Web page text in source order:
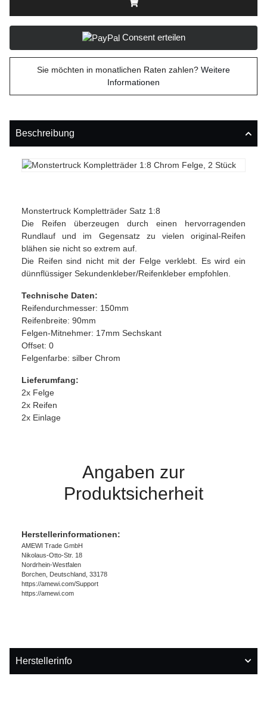
Consent erteilen
Sie möchten in monatlichen Raten zahlen? Weitere
Informationen
Beschreibung
Monstertruck Kompletträder Satz 1:8
Die Reifen überzeugen durch einen hervorragenden
Rundlauf und im Gegensatz zu vielen original-Reifen
blähen sie nicht so extrem auf.
Die Reifen sind nicht mit der Felge verklebt. Es wird ein
dünnflüssiger Sekundenkleber/Reifenkleber empfohlen.
Technische Daten:
Reifendurchmesser: 150mm
Reifenbreite: 90mm
Felgen-Mitnehmer: 17mm Sechskant
Offset: 0
Felgenfarbe: silber Chrom
Lieferumfang:
2x Felge
2x Reifen
2x Einlage
Angaben zur
Produktsicherheit
Herstellerinformationen:
AMEWI Trade GmbH
Nikolaus-Otto-Str. 18
Nordrhein-Westfalen
Borchen, Deutschland, 33178
https://amewi.com/Support
https://amewi.com
Herstellerinfo